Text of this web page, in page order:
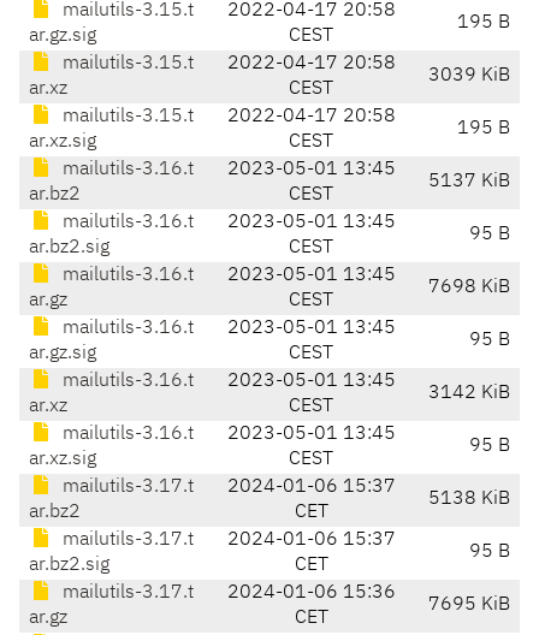
mailutils-3.15.t
ar.gz.sig
2022-04-17 20:58
CEST
195 B
mailutils-3.15.t
ar.xz
2022-04-17 20:58
CEST
3039 KiB
mailutils-3.15.t
ar.xz.sig
2022-04-17 20:58
CEST
195 B
mailutils-3.16.t
ar.bz2
2023-05-01 13:45
CEST
5137 KiB
mailutils-3.16.t
ar.bz2.sig
2023-05-01 13:45
CEST
95 B
mailutils-3.16.t
ar.gz
2023-05-01 13:45
CEST
7698 KiB
mailutils-3.16.t
ar.gz.sig
2023-05-01 13:45
CEST
95 B
mailutils-3.16.t
ar.xz
2023-05-01 13:45
CEST
3142 KiB
mailutils-3.16.t
ar.xz.sig
2023-05-01 13:45
CEST
95 B
mailutils-3.17.t
ar.bz2
2024-01-06 15:37
CET
5138 KiB
mailutils-3.17.t
ar.bz2.sig
2024-01-06 15:37
CET
95 B
mailutils-3.17.t
ar.gz
2024-01-06 15:36
CET
7695 KiB